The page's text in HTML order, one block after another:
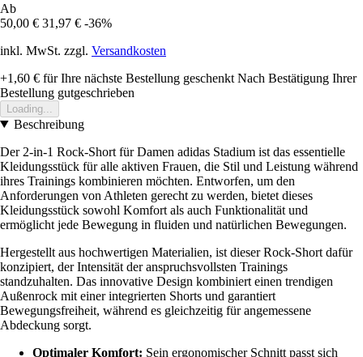
Ab
50,00 € 31,97 € -36%
inkl. MwSt. zzgl. Versandkosten
+1,60 € für Ihre nächste Bestellung geschenkt Nach Bestätigung Ihrer
Bestellung gutgeschrieben
Loading...
Beschreibung
Der 2-in-1 Rock-Short für Damen adidas Stadium ist das essentielle
Kleidungsstück für alle aktiven Frauen, die Stil und Leistung während
ihres Trainings kombinieren möchten. Entworfen, um den
Anforderungen von Athleten gerecht zu werden, bietet dieses
Kleidungsstück sowohl Komfort als auch Funktionalität und
ermöglicht jede Bewegung in fluiden und natürlichen Bewegungen.
Hergestellt aus hochwertigen Materialien, ist dieser Rock-Short dafür
konzipiert, der Intensität der anspruchsvollsten Trainings
standzuhalten. Das innovative Design kombiniert einen trendigen
Außenrock mit einer integrierten Shorts und garantiert
Bewegungsfreiheit, während es gleichzeitig für angemessene
Abdeckung sorgt.
Optimaler Komfort: Sein ergonomischer Schnitt passt sich